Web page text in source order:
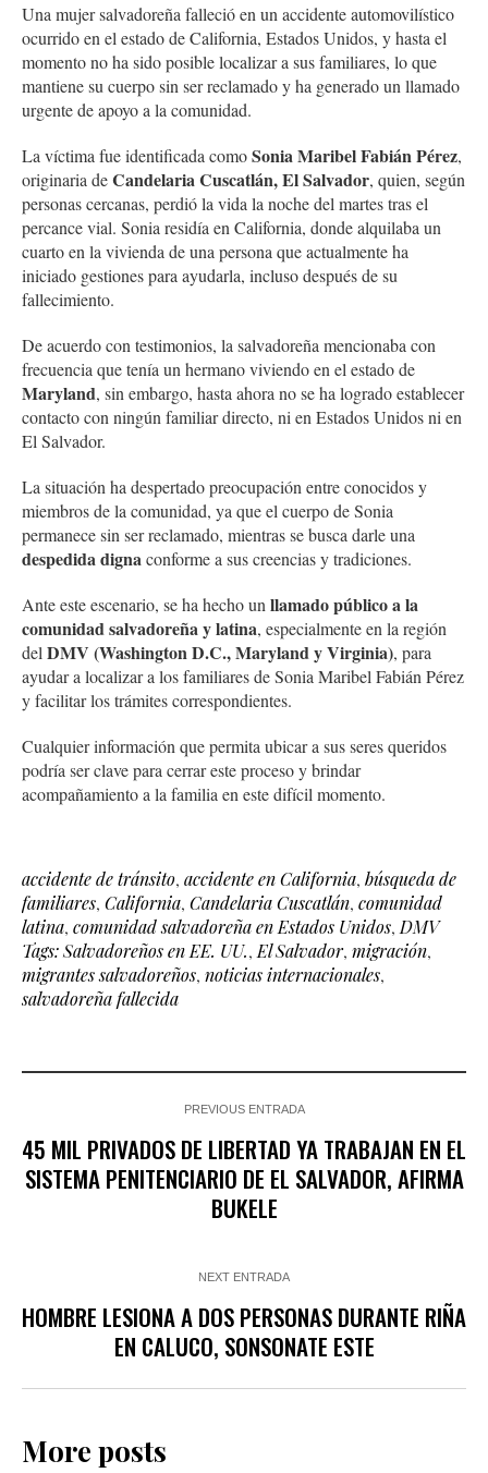
Una mujer salvadoreña falleció en un accidente automovilístico
ocurrido en el estado de California, Estados Unidos, y hasta el
momento no ha sido posible localizar a sus familiares, lo que
mantiene su cuerpo sin ser reclamado y ha generado un llamado
urgente de apoyo a la comunidad.
La víctima fue identificada comoSonia Maribel Fabián Pérez,
originaria deCandelaria Cuscatlán, El Salvador, quien, según
personas cercanas, perdió la vida la noche del martes tras el
percance vial. Sonia residía en California, donde alquilaba un
cuarto en la vivienda de una persona que actualmente ha
iniciado gestiones para ayudarla, incluso después de su
fallecimiento.
De acuerdo con testimonios, la salvadoreña mencionaba con
frecuencia que tenía un hermano viviendo en el estado de
Maryland, sin embargo, hasta ahora no se ha logrado establecer
contacto con ningún familiar directo, ni en Estados Unidos ni en
El Salvador.
La situación ha despertado preocupación entre conocidos y
miembros de la comunidad, ya que el cuerpo de Sonia
permanece sin ser reclamado, mientras se busca darle una
despedida dignaconforme a sus creencias y tradiciones.
Ante este escenario, se ha hecho un llamado público a la
comunidad salvadoreña y latina, especialmente en la región
del DMV (Washington D.C., Maryland y Virginia), para
ayudar a localizar a los familiares de Sonia Maribel Fabián Pérez
y facilitar los trámites correspondientes.
Cualquier información que permita ubicar a sus seres queridos
podría ser clave para cerrar este proceso y brindar
acompañamiento a la familia en este difícil momento.
accidente de tránsito, accidente en California, búsqueda de
familiares, California, Candelaria Cuscatlán, comunidad
latina, comunidad salvadoreña en Estados Unidos, DMV
Tags: Salvadoreños en EE. UU., El Salvador, migración,
migrantes salvadoreños, noticias internacionales,
salvadoreña fallecida
PREVIOUS ENTRADA
45 MIL PRIVADOS DE LIBERTAD YA TRABAJAN EN EL
SISTEMA PENITENCIARIO DE EL SALVADOR, AFIRMA
BUKELE
NEXT ENTRADA
HOMBRE LESIONA A DOS PERSONAS DURANTE RIÑA
EN CALUCO, SONSONATE ESTE
More posts